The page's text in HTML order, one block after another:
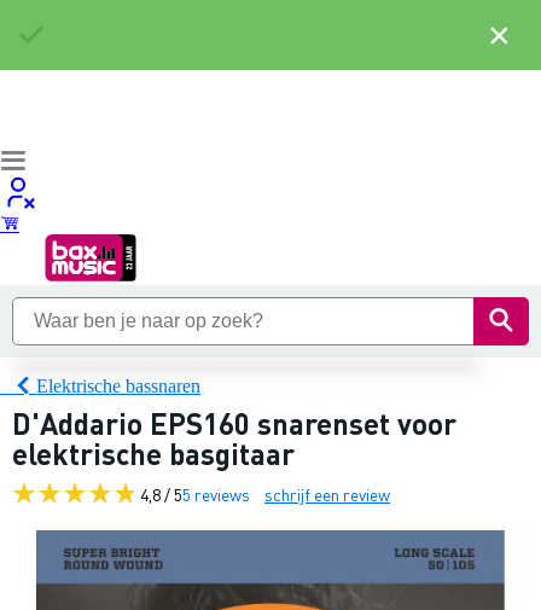
Elektrische bassnaren
D'Addario EPS160 snarenset voor
elektrische basgitaar
4,8 / 55 reviews schrijf een review
×